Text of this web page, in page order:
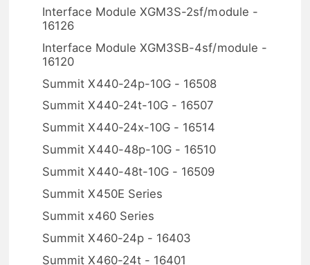
Interface Module XGM3S-2sf/module -
16126
Interface Module XGM3SB-4sf/module -
16120
Summit X440-24p-10G - 16508
Summit X440-24t-10G - 16507
Summit X440-24x-10G - 16514
Summit X440-48p-10G - 16510
Summit X440-48t-10G - 16509
Summit X450E Series
Summit x460 Series
Summit X460-24p - 16403
Summit X460-24t - 16401